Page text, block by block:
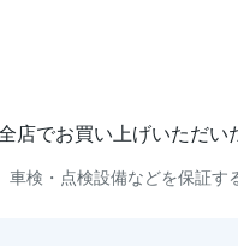
店でお買い上げいただい
車検・点検設備などを保証す